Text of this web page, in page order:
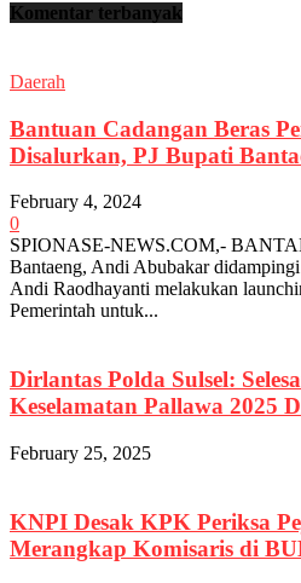
Komentar terbanyak
Daerah
Bantuan Cadangan Beras
Disalurkan, PJ Bupati
February 4, 2024
0
SPIONASE-NEWS.COM,-
Bantaeng, Andi Abubakar
Andi Raodhayanti melakukan
Pemerintah untuk...
Dirlantas Polda Sulsel:
Keselamatan Pallawa 2025
February 25, 2025
KNPI Desak KPK Periksa
Merangkap Komisaris di